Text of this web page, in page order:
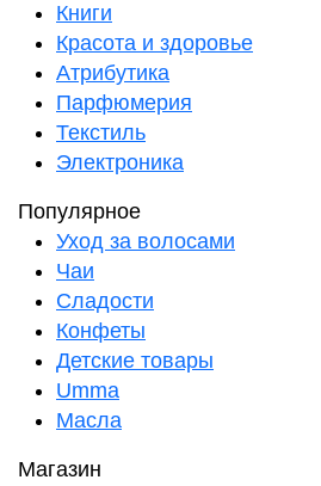
Книги
Красота и здоровье
Атрибутика
Парфюмерия
Текстиль
Электроника
Популярное
Уход за волосами
Чаи
Сладости
Конфеты
Детские товары
Umma
Масла
Магазин